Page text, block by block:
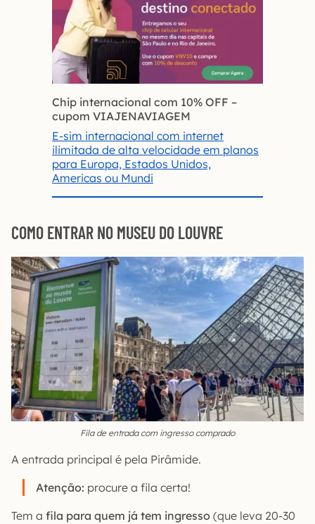
Chip internacional com 10% OFF –
cupom VIAJENAVIAGEM
E-sim internacional com internet
ilimitada de alta velocidade em planos
para Europa, Estados Unidos,
Americas ou Mundi
COMO ENTRAR NO MUSEU DO LOUVRE
Fila de entrada com ingresso comprado
A entrada principal é pela Pirâmide.
Atenção: procure a fila certa!
Tem a fila para quem já tem ingresso (que leva 20-30